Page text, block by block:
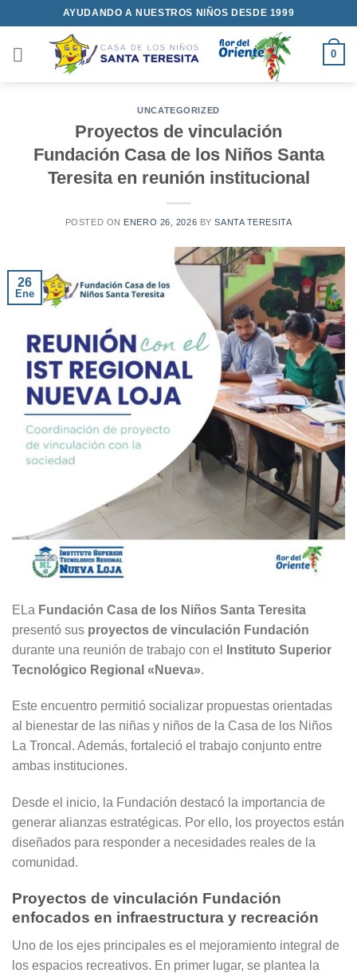
al
contenido
AYUDANDO A NUESTROS NIÑOS DESDE 1999
0
UNCATEGORIZED
Proyectos de vinculación
Fundación Casa de los Niños Santa
Teresita en reunión institucional
POSTED ON ENERO 26, 2026 BYSANTA TERESITA
26
Ene
ELa Fundación Casa de los Niños Santa Teresita
presentó sus proyectos de vinculación Fundación
durante una reunión de trabajo con el
Instituto Superior
Tecnológico Regional «Nueva».
Este encuentro permitió socializar propuestas orientadas
al bienestar de las niñas y niños de la Casa de los Niños
La Troncal. Además, fortaleció el trabajo conjunto entre
ambas instituciones.
Desde el inicio, la Fundación destacó la importancia de
generar alianzas estratégicas. Por ello, los proyectos están
diseñados para responder a necesidades reales de la
comunidad.
Proyectos de vinculación Fundación
enfocados en infraestructura y recreación
Uno de los ejes principales es el mejoramiento integral de
los espacios recreativos. En primer lugar, se plantea la